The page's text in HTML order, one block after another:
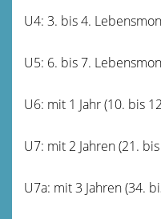
U4: 3. bis 4.
U5: 6. bis 7.
U6: mit 1 Jahr (10. bis
U7: mit 2 Jahren (21.
U7a: mit 3 Jahren (34.